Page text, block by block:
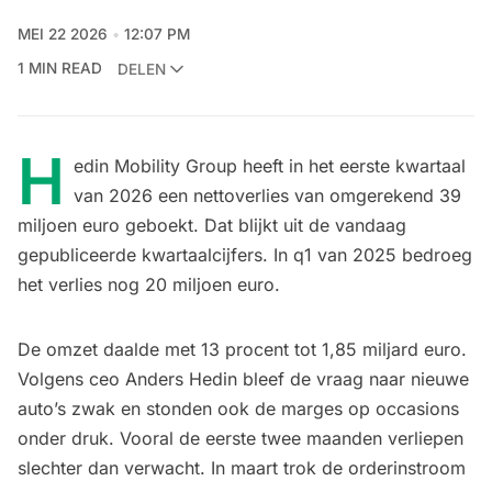
MEI 22 2026
12:07 PM
1 MIN READ
DELEN
H edin Mobility Group heeft in het eerste kwartaal
van 2026 een nettoverlies van omgerekend 39
miljoen euro geboekt. Dat blijkt uit de vandaag
gepubliceerde kwartaalcijfers. In q1 van 2025 bedroeg
het verlies nog 20 miljoen euro.
De omzet daalde met 13 procent tot 1,85 miljard euro.
Volgens ceo Anders Hedin bleef de vraag naar nieuwe
auto’s zwak en stonden ook de marges op occasions
onder druk. Vooral de eerste twee maanden verliepen
slechter dan verwacht. In maart trok de orderinstroom